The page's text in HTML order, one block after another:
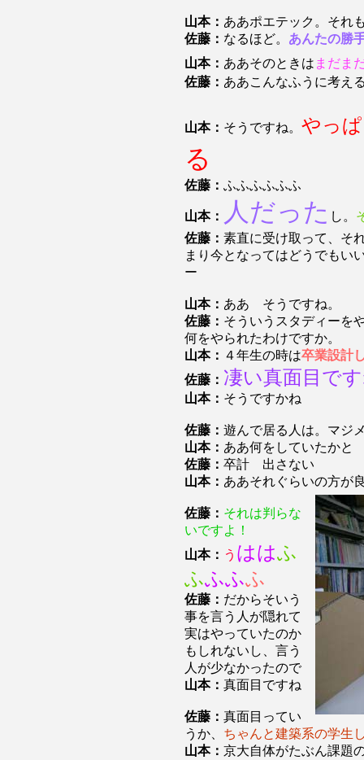
山本： ああポエテック。それ
佐藤： なるほど。 あんたの勝
山本： ああそのときは まだま
佐藤： ああこんなふうに考え
山本： そうですね。 やっ
る
佐藤： ふふふふふふ
山本： 人だった し。
佐藤： 素直に受け取って、そ
まり今となってはどうでもい
ー
山本： ああ そうですね。
佐藤： そういうスタディーを
何をやられたわけですか。
山本： ４年生の時は卒業設計
佐藤： 凄い真面目で
山本： そうですかね
佐藤： 遊んで居る人は。マジ
山本： ああ何をしていたかと
佐藤： 卒計 出さない
山本： ああそれぐらいの方が
佐藤： それは判らな
いですよ！
山本： う ははふ
ふふふふ
佐藤： だからそいう
事を言う人が隠れて
実はやっていたのか
もしれないし、言う
人が少なかったので
山本： 真面目ですね
佐藤： 真面目ってい
うか、 ちゃんと建築系の学生
山本： 京大自体がたぶん課